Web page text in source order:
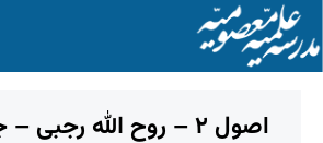
اصول ۲ – روح الله